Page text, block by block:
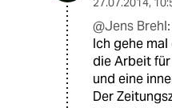
@Jens Brehl:
Ich gehe mal
die Arbeit
und eine
Der